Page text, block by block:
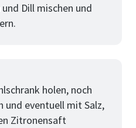
Dill mischen und
holen, noch
und eventuell mit Salz,
Zitronensaft